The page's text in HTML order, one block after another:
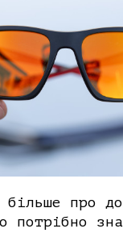
про
потрібно